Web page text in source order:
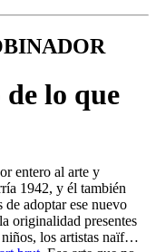
lo que
entero al arte y
1942, y él también
de adoptar ese nuevo
originalidad presentes
niños, los artistas naïf…